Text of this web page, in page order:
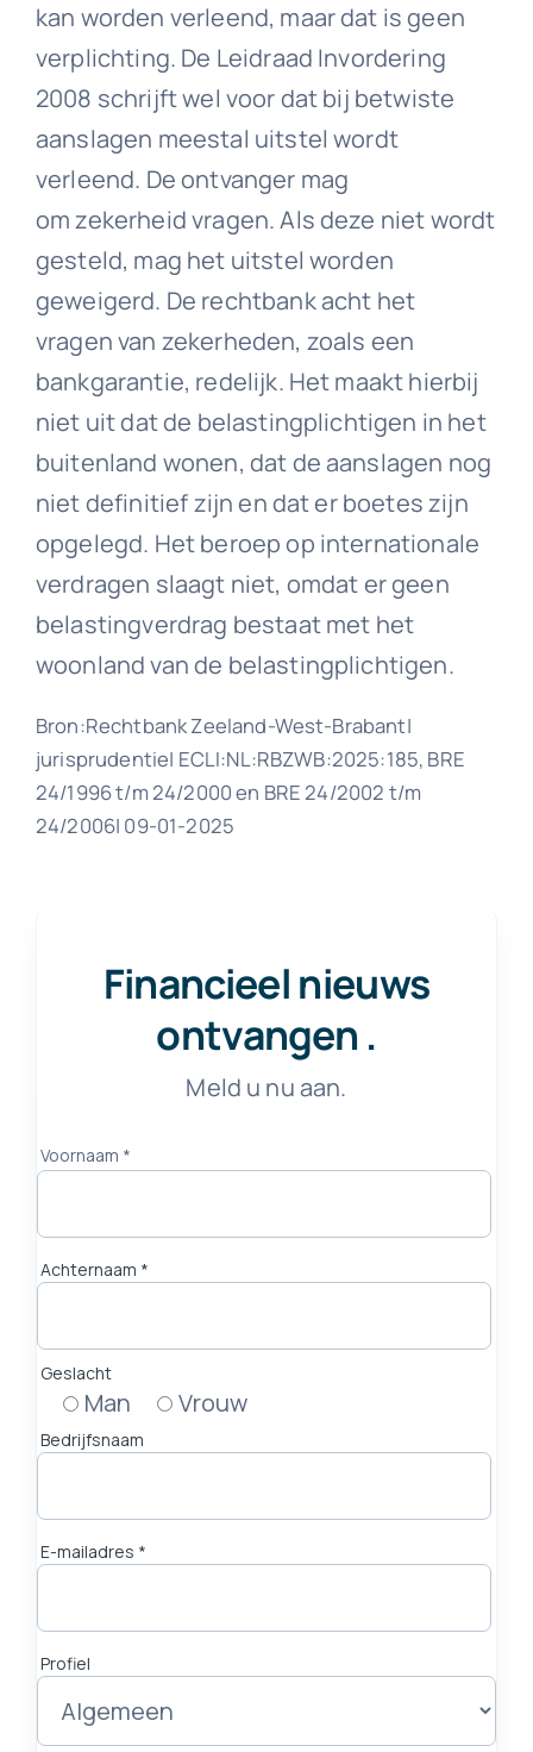
kan worden verleend, maar dat is geen
verplichting. De Leidraad Invordering
2008 schrijft wel voor dat bij betwiste
aanslagen meestal uitstel wordt
verleend. De ontvanger mag
om zekerheid vragen. Als deze niet wordt
gesteld, mag het uitstel worden
geweigerd. De rechtbank acht het
vragen van zekerheden, zoals een
bankgarantie, redelijk. Het maakt hierbij
niet uit dat de belastingplichtigen in het
buitenland wonen, dat de aanslagen nog
niet definitief zijn en dat er boetes zijn
opgelegd. Het beroep op internationale
verdragen slaagt niet, omdat er geen
belastingverdrag bestaat met het
woonland van de belastingplichtigen.
Bron:Rechtbank Zeeland-West-Brabant|
jurisprudentie| ECLI:NL:RBZWB:2025:185, BRE
24/1996 t/m 24/2000 en BRE 24/2002 t/m
24/2006| 09-01-2025
Financieel nieuws
ontvangen .
Meld u nu aan.